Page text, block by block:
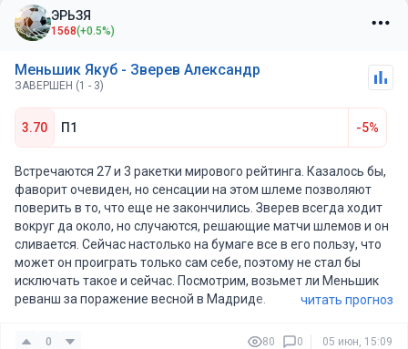
ЭРЬЗЯ
1568(+0.5%)
Меньшик Якуб - Зверев Александр
ЗАВЕРШЕН (1 - 3)
3.70 П1 -5%
Встречаются 27 и 3 ракетки мирового рейтинга. Казалось бы,
фаворит очевиден, но сенсации на этом шлеме позволяют
поверить в то, что еще не закончились. Зверев всегда ходит
вокруг да около, но случаются, решающие матчи шлемов и он
сливается. Сейчас настолько на бумаге все в его пользу, что
может он проиграть только сам себе, поэтому не стал бы
исключать такое и сейчас. Посмотрим, возьмет ли Меньшик
реванш за поражение весной в Мадриде.
читать прогноз
0 80 0 05 июн, 15:09